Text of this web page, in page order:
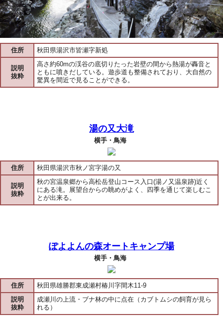
住所 秋田県湯沢市皆瀬字新処
説明
抜粋
高さ約60mの渓谷の底切りたった岩壁の間から熱湯が轟音と
ともに噴きだしている。遊歩道も整備されており、大自然の
驚異を間近で見ることができる。
湯の又大滝
横手・鳥海
住所 秋田県湯沢市秋ノ宮字湯の又
説明
抜粋
秋の宮温泉郷から高松岳登山コース入口(湯ノ又温泉跡)近く
にある滝。展望台からの眺めがよく、四季を通じて楽しむこ
とが出来る。
ぽよよんの森オートキャンプ場
横手・鳥海
住所
秋田県雄勝郡東成瀬村椿川字間木11-9
説明
抜粋
成瀬川の上流・ブナ林の中に点在（カブトムシの飼育が見ら
れる）